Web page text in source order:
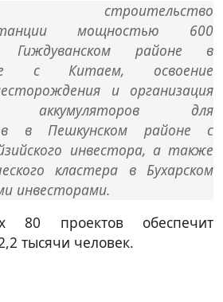
строительство
мощностью 600
районе в
с Китаем, освоение
и организация
аккумуляторов для
в Пешкунском районе с
инвестора, а также
кластера в Бухарском
инвесторами.
80 проектов обеспечит
тысячи человек.